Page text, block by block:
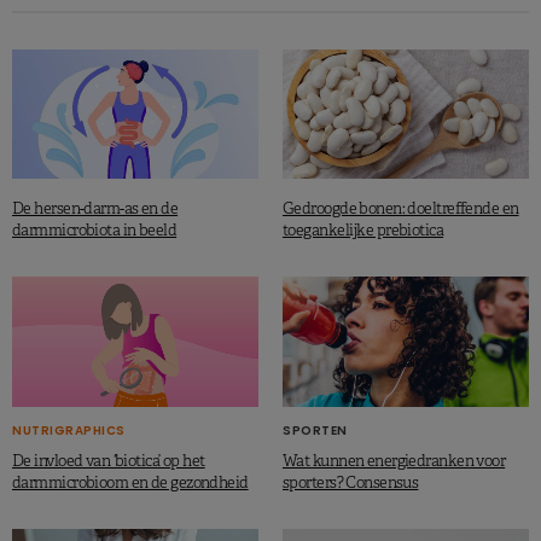
De hersen-darm-as en de
darmmicrobiota in beeld
Gedroogde bonen: doeltreffende en
toegankelijke prebiotica
NUTRIGRAPHICS
De invloed van ‘biotica’ op het
darmmicrobioom en de gezondheid
SPORTEN
Wat kunnen energiedranken voor
sporters? Consensus